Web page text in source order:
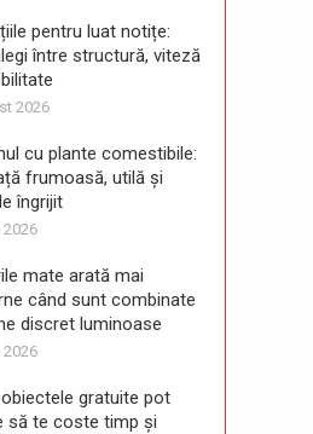
pentru luat notițe:
între structură, viteză
2026
cu plante comestibile:
frumoasă, utilă și
îngrijit
2026
mate arată mai
când sunt combinate
discret luminoase
2026
gratuite pot
să te coste timp și